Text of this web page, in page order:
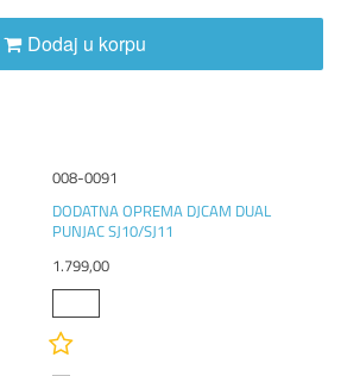
Dodaj u korpu
008-0091
DODATNA OPREMA DJCAM DUAL
PUNJAC SJ10/SJ11
1.799,00